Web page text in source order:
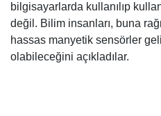
bilgisayarlarda kullanılıp
değil. Bilim insanları, buna
hassas manyetik sensörler
olabileceğini açıkladılar.